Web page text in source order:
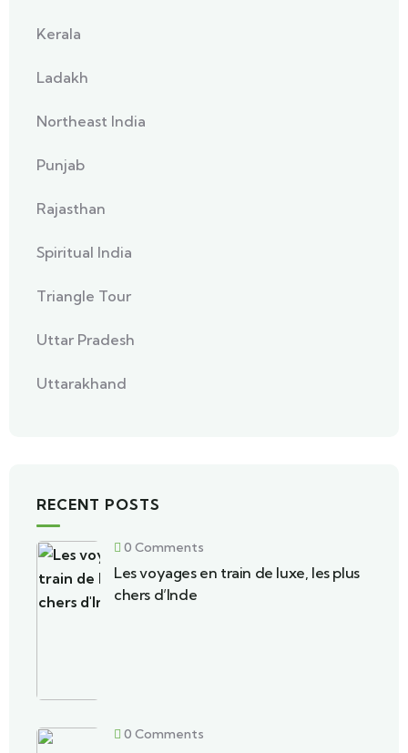
Kerala
Ladakh
Northeast India
Punjab
Rajasthan
Spiritual India
Triangle Tour
Uttar Pradesh
Uttarakhand
RECENT POSTS
0 Comments
Les voyages en train de luxe, les plus
chers d’Inde
0 Comments